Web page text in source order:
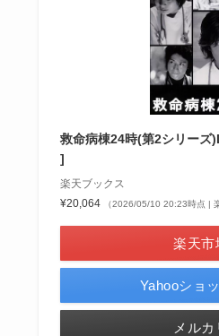
救命病棟24時(第2シリーズ
]
楽天ブックス
¥20,064
（2026/05/10 20:23時点 |
楽天市
Yahooショ
メルカ